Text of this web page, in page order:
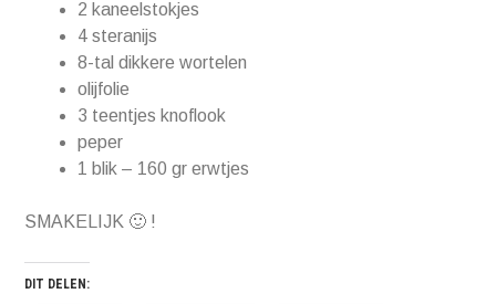
2 kaneelstokjes
4 steranijs
8-tal dikkere wortelen
olijfolie
3 teentjes knoflook
peper
1 blik – 160 gr erwtjes
SMAKELIJK 🙂 !
DIT DELEN: